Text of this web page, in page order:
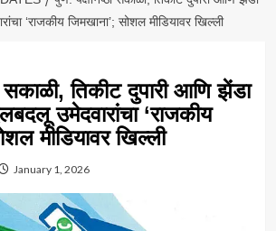
‘राजकीय जिमखाना’; सोशल मीडियावर खिल्ली
सकाळी, तिकीट दुपारी आणि झेंडा
उमेदवारांचा ‘राजकीय
मीडियावर खिल्ली
January 1, 2026